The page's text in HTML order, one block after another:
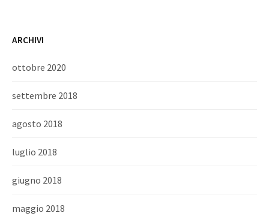
ARCHIVI
ottobre 2020
settembre 2018
agosto 2018
luglio 2018
giugno 2018
maggio 2018